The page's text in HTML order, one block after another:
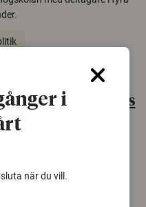
skinn var Sveriges
i
när du vill.